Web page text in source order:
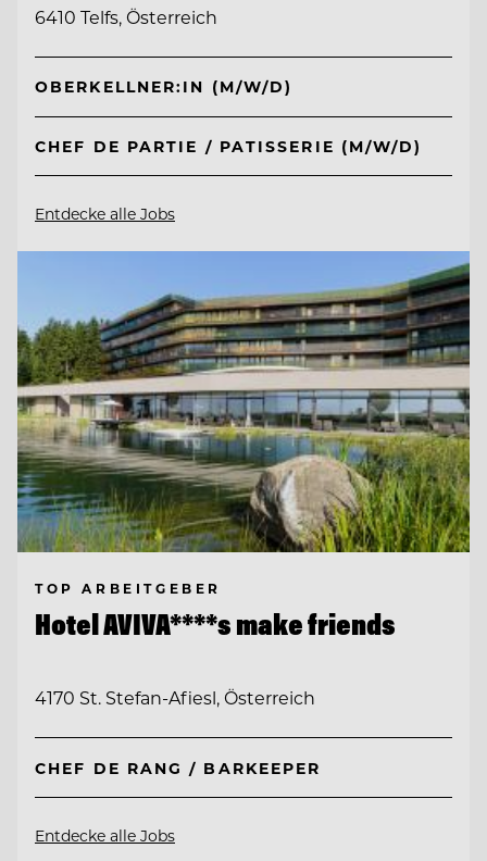
6410 Telfs, Österreich
OBERKELLNER:IN (M/W/D)
CHEF DE PARTIE / PATISSERIE (M/W/D)
Entdecke alle Jobs
TOP ARBEITGEBER
Hotel AVIVA****s make friends
4170 St. Stefan-Afiesl, Österreich
CHEF DE RANG / BARKEEPER
Entdecke alle Jobs